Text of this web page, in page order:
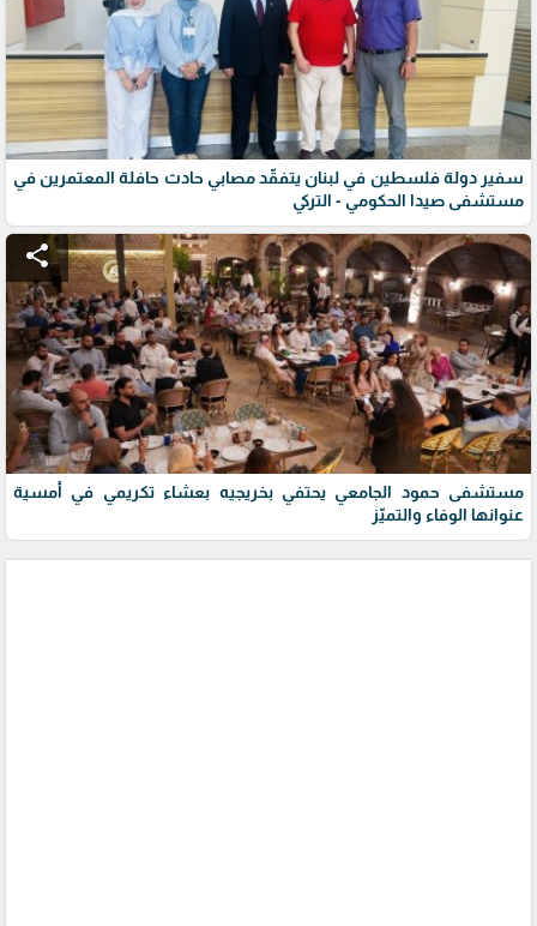
سفير دولة فلسطين في لبنان يتفقّد مصابي حادث حافلة المعتمرين في
مستشفى صيدا الحكومي - التركي
share
مستشفى حمود الجامعي يحتفي بخريجيه بعشاء تكريمي في أمسية
عنوانها الوفاء والتميّز